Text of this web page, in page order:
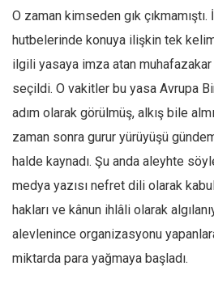
O zaman kimseden gık çıkmamıştı.
hutbelerinde konuya ilişkin tek
ilgili yasaya imza atan
seçildi. O vakitler bu yasa Avrupa
adım olarak görülmüş, alkış bile
zaman sonra gurur yürüyüşü
halde kaynadı. Şu anda aleyhte
medya yazısı nefret dili olarak
hakları ve kânun ihlâli olarak
alevlenince organizasyonu
miktarda para yağmaya başladı.